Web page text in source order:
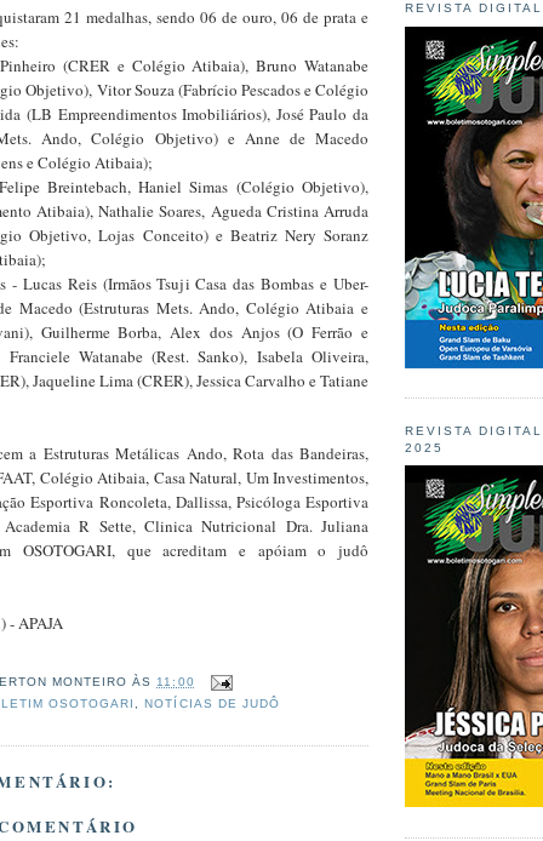
21 medalhas, sendo 06 de ouro, 06 de prata e
(CRER e Colégio Atibaia), Bruno Watanabe
Objetivo), Vitor Souza (Fabrício Pescados e Colégio
(LB Empreendimentos Imobiliários), José Paulo da
Ando, Colégio Objetivo) e Anne de Macedo
e Colégio Atibaia);
Breintebach, Haniel Simas (Colégio Objetivo),
Atibaia), Nathalie Soares, Agueda Cristina Arruda
Objetivo, Lojas Conceito) e Beatriz Nery Soranz
- Lucas Reis (Irmãos Tsuji Casa das Bombas e Uber-
Macedo (Estruturas Mets. Ando, Colégio Atibaia e
Guilherme Borba, Alex dos Anjos (O Ferrão e
Watanabe (Rest. Sanko), Isabela Oliveira,
Jaqueline Lima (CRER), Jessica Carvalho e Tatiane
a Estruturas Metálicas Ando, Rota das Bandeiras,
Colégio Atibaia, Casa Natural, Um Investimentos,
Esportiva Roncoleta, Dallissa, Psicóloga Esportiva
R Sette, Clinica Nutricional Dra. Juliana
OSOTOGARI, que acreditam e apóiam o judô
- APAJA
MONTEIRO ÀS11:00
OSOTOGARI ,NOTÍCIAS DE JUDÔ
REVISTA
REVISTA
2025